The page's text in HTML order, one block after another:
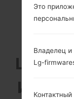
LG
ИЗ
Это
Владелец и
Lg-